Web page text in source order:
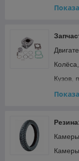
Прочее
Шины и
Кузов,
Прочее
Сиденья